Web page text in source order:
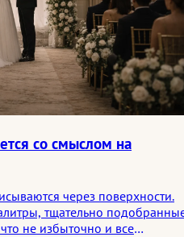
со смыслом на
через поверхности.
тщательно
не избыточно и все